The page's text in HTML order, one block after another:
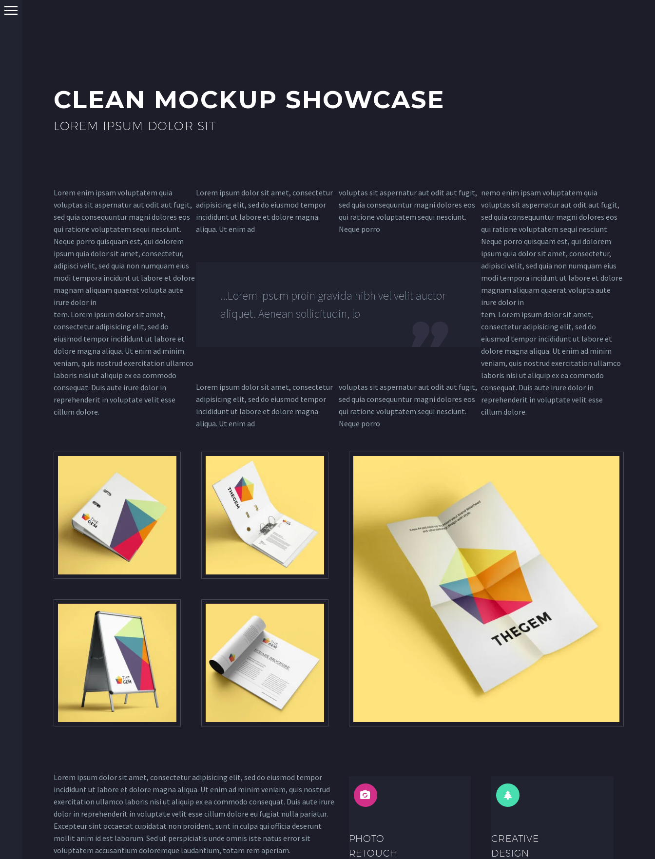
CLEAN MOCKUP SHOWCASE
LOREM IPSUM DOLOR SIT
Lorem enim ipsam voluptatem quia
voluptas sit aspernatur aut odit aut fugit,
sed quia consequuntur magni dolores eos
qui ratione voluptatem sequi nesciunt.
Neque porro quisquam est, qui dolorem
ipsum quia dolor sit amet, consectetur,
adipisci velit, sed quia non numquam eius
modi tempora incidunt ut labore et dolore
magnam aliquam quaerat volupta aute
irure dolor in
tem. Lorem ipsum dolor sit amet,
consectetur adipisicing elit, sed do
eiusmod tempor incididunt ut labore et
dolore magna aliqua. Ut enim ad minim
veniam, quis nostrud exercitation ullamco
laboris nisi ut aliquip ex ea commodo
consequat. Duis aute irure dolor in
reprehenderit in voluptate velit esse
cillum dolore.
Lorem ipsum dolor sit amet, consectetur
adipisicing elit, sed do eiusmod tempor
incididunt ut labore et dolore magna
aliqua. Ut enim ad
voluptas sit aspernatur aut odit aut fugit,
sed quia consequuntur magni dolores eos
qui ratione voluptatem sequi nesciunt.
Neque porro
...Lorem Ipsum proin gravida nibh vel velit auctor
aliquet. Aenean sollicitudin, lo
Lorem ipsum dolor sit amet, consectetur
adipisicing elit, sed do eiusmod tempor
incididunt ut labore et dolore magna
aliqua. Ut enim ad
voluptas sit aspernatur aut odit aut fugit,
sed quia consequuntur magni dolores eos
qui ratione voluptatem sequi nesciunt.
Neque porro
nemo enim ipsam voluptatem quia
voluptas sit aspernatur aut odit aut fugit,
sed quia consequuntur magni dolores eos
qui ratione voluptatem sequi nesciunt.
Neque porro quisquam est, qui dolorem
ipsum quia dolor sit amet, consectetur,
adipisci velit, sed quia non numquam eius
modi tempora incidunt ut labore et dolore
magnam aliquam quaerat volupta aute
irure dolor in
tem. Lorem ipsum dolor sit amet,
consectetur adipisicing elit, sed do
eiusmod tempor incididunt ut labore et
dolore magna aliqua. Ut enim ad minim
veniam, quis nostrud exercitation ullamco
laboris nisi ut aliquip ex ea commodo
consequat. Duis aute irure dolor in
reprehenderit in voluptate velit esse
cillum dolore.
Lorem ipsum dolor sit amet, consectetur adipisicing elit, sed do eiusmod tempor
incididunt ut labore et dolore magna aliqua. Ut enim ad minim veniam, quis nostrud
exercitation ullamco laboris nisi ut aliquip ex ea commodo consequat. Duis aute irure
dolor in reprehenderit in voluptate velit esse cillum dolore eu fugiat nulla pariatur.
Excepteur sint occaecat cupidatat non proident, sunt in culpa qui officia deserunt
mollit anim id est laborum. Sed ut perspiciatis unde omnis iste natus error sit
voluptatem accusantium doloremque laudantium, totam rem aperiam.
PHOTO
RETOUCH
CREATIVE
DESIGN